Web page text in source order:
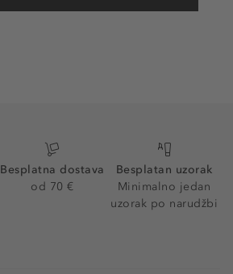
Besplatna dostava
od 70 €
Besplatan uzorak
Minimalno jedan
uzorak po narudžbi